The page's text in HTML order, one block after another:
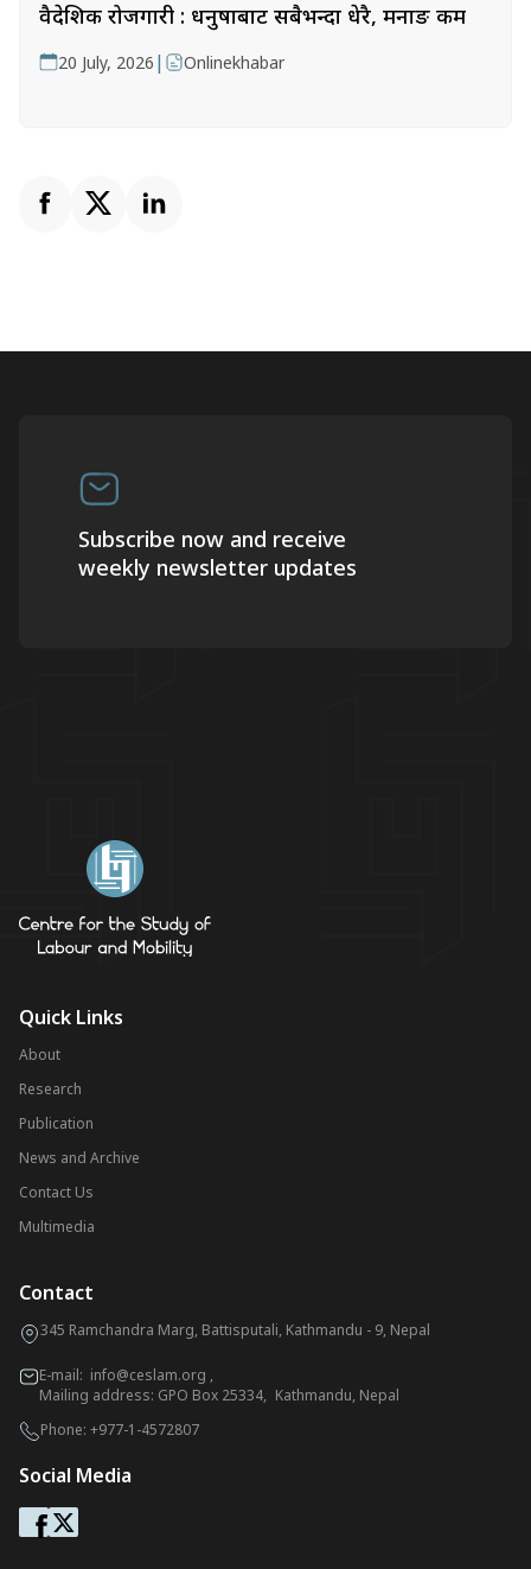
वैदेशिक रोजगारी : धनुषाबाट सबैभन्दा धेरै, मनाङ कम
20 July, 2026 | Onlinekhabar
Subscribe now and receive
weekly newsletter updates
Quick Links
About
Research
Publication
News and Archive
Contact Us
Multimedia
Contact
345 Ramchandra Marg, Battisputali, Kathmandu - 9, Nepal
E-mail: info@ceslam.org ,
Mailing address: GPO Box 25334, Kathmandu, Nepal
Phone: +977-1-4572807
Social Media